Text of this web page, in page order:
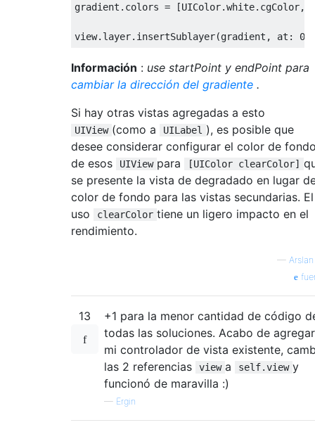
gradient . colors = [UIColor.white. cgColor,
view. layer. insertSublayer(gradient , at : 0
Información : use startPoint y endPoint para
cambiar la dirección del gradiente .
Si hay otras vistas agregadas a esto
UIView (como a UILabel ), es posible que
desee considerar configurar el color de
de esos
UIView para [UIColor clearColor]
se presente la vista de degradado en lugar
color de fondo para las vistas secundarias. El
uso
clearColor tiene un ligero impacto en el
rendimiento.
—
13
+1 para la menor cantidad de código
todas las soluciones. Acabo de
mi controlador de vista existente,
las 2 referencias
view a self.view y
funcionó de maravilla :)
— Ergin